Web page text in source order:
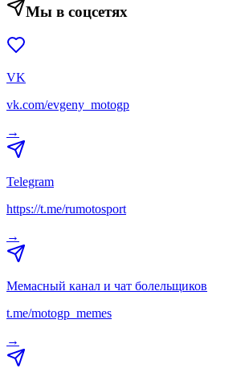
Мы в соцсетях
VK
vk.com/evgeny_motogp
→
Telegram
https://t.me/rumotosport
→
Мемасный канал и чат болельщиков
t.me/motogp_memes
→